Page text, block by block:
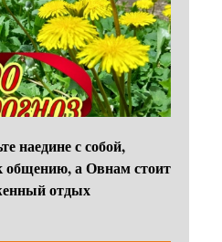
наедине с собой,
общению, а Овнам стоит
отдых